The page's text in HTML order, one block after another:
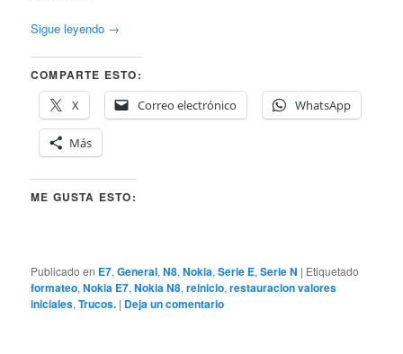
Sigue leyendo →
COMPARTE ESTO:
X
Correo electrónico WhatsApp
Más
ME GUSTA ESTO:
Publicado en E7,General,N8,Nokia,Serie E,Serie N | Etiquetado
formateo,Nokia E7,Nokia N8,reinicio,restauracion valores
iniciales,Trucos. | Deja un comentario